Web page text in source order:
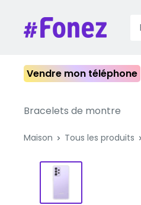
contenu
Fonez
Vendre mon téléphone
Bracelets de montre
Maison Tous les produits